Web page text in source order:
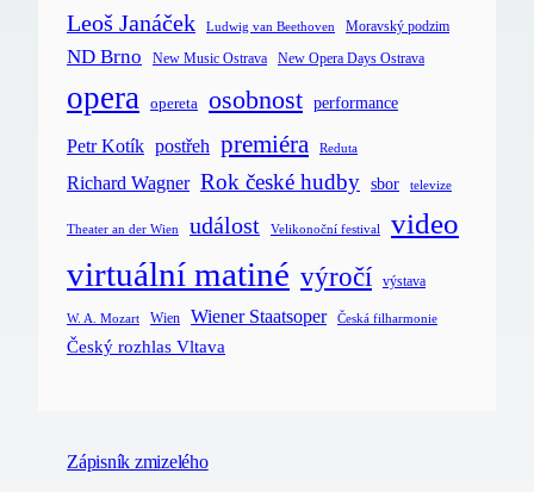
Leoš Janáček Ludwig van Beethoven Moravský podzim
ND Brno New Music Ostrava New Opera Days Ostrava
opera opereta osobnost performance
Petr Kotík postřeh premiéra Reduta
Richard Wagner Rok české hudby sbor televize
Theater an der Wien událost Velikonoční festival video
virtuální matiné výročí výstava
W. A. Mozart Wien Wiener Staatsoper Česká filharmonie
Český rozhlas Vltava
Zápisník zmizelého